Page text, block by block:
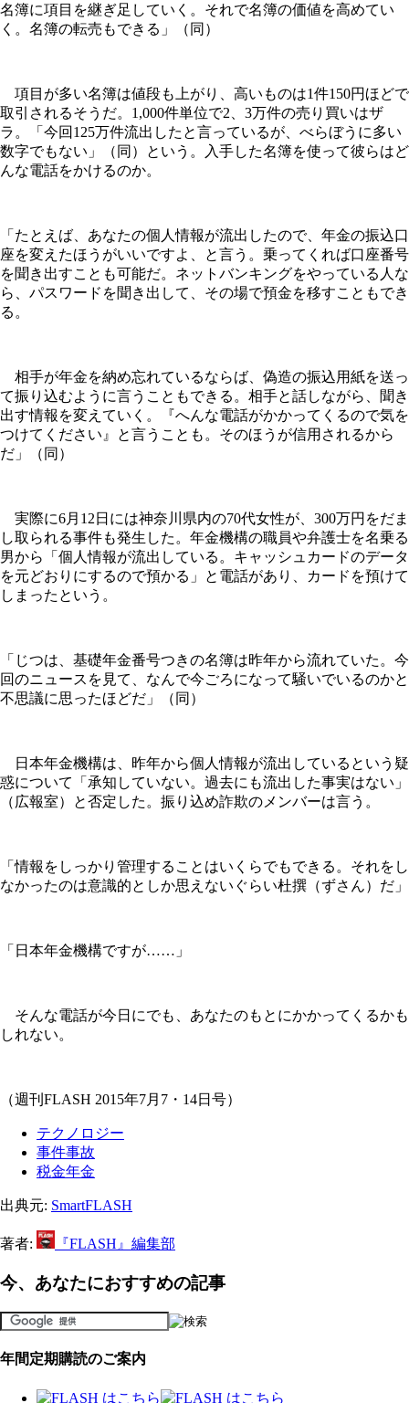
名簿に項目を継ぎ足していく。それで名簿の価値を高めてい
く。名簿の転売もできる」（同）
項目が多い名簿は値段も上がり、高いものは1件150円ほどで
取引されるそうだ。1,000件単位で2、3万件の売り買いはザ
ラ。「今回125万件流出したと言っているが、べらぼうに多い
数字でもない」（同）という。入手した名簿を使って彼らはど
んな電話をかけるのか。
「たとえば、あなたの個人情報が流出したので、年金の振込口
座を変えたほうがいいですよ、と言う。乗ってくれば口座番号
を聞き出すことも可能だ。ネットバンキングをやっている人な
ら、パスワードを聞き出して、その場で預金を移すこともでき
る。
相手が年金を納め忘れているならば、偽造の振込用紙を送っ
て振り込むように言うこともできる。相手と話しながら、聞き
出す情報を変えていく。『へんな電話がかかってくるので気を
つけてください』と言うことも。そのほうが信用されるから
だ」（同）
実際に6月12日には神奈川県内の70代女性が、300万円をだま
し取られる事件も発生した。年金機構の職員や弁護士を名乗る
男から「個人情報が流出している。キャッシュカードのデータ
を元どおりにするので預かる」と電話があり、カードを預けて
しまったという。
「じつは、基礎年金番号つきの名簿は昨年から流れていた。今
回のニュースを見て、なんで今ごろになって騒いでいるのかと
不思議に思ったほどだ」（同）
日本年金機構は、昨年から個人情報が流出しているという疑
惑について「承知していない。過去にも流出した事実はない」
（広報室）と否定した。振り込め詐欺のメンバーは言う。
「情報をしっかり管理することはいくらでもできる。それをし
なかったのは意識的としか思えないぐらい杜撰（ずさん）だ」
「日本年金機構ですが……」
そんな電話が今日にでも、あなたのもとにかかってくるかも
しれない。
（週刊FLASH 2015年7月7・14日号）
テクノロジー
事件事故
税金年金
出典元: SmartFLASH
著者: 『FLASH』編集部
今、あなたにおすすめの記事
年間定期購読のご案内